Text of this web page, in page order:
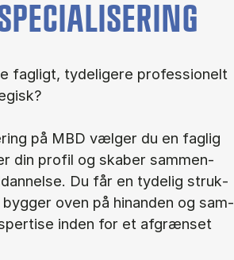
fag­ligt, ty­de­li­ge­re pro­fes­sio­nelt
på MBD væl­ger du en fag­lig
din pro­fil og ska­ber sam­men­
Du får en ty­de­lig struk­
oven på hin­an­den og sam­
in­den for et af­græn­set